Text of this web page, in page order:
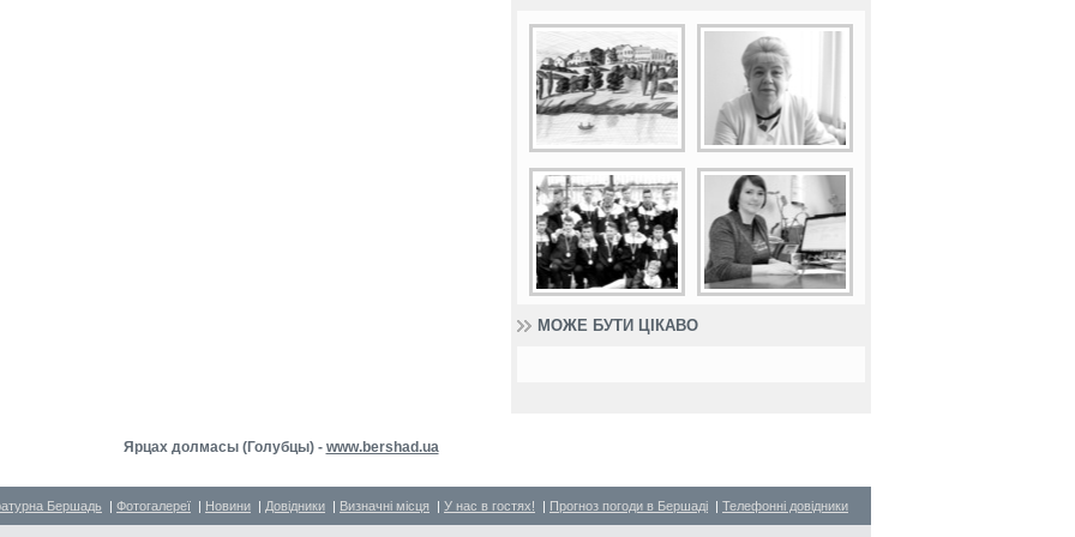
МОЖЕ БУТИ ЦІКАВО
Ярцах долмасы (Голубцы) - www.bershad.ua
Бершадь | Фотогалереї | Новини | Довідники | Визначні місця | У нас в гостях! | Прогноз погоди в Бершаді | Телефонні довідники